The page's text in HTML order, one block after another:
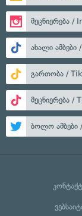
მეცნიერება /
ახალი ამბები
გართობა /
მეცნიერება /
ბოლო ამბები